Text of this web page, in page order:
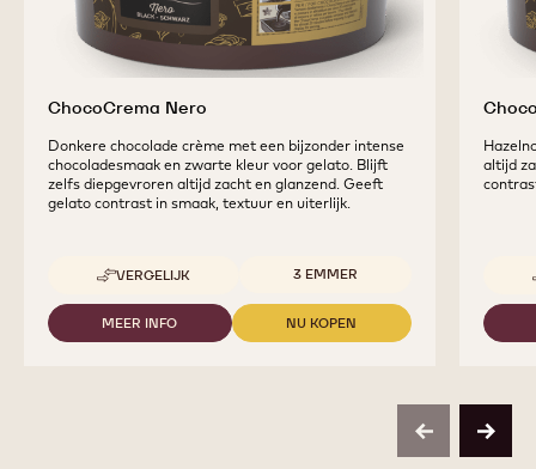
ChocoCrema Nero
Donkere chocolade crème met een bijzonder intense
chocoladesmaak en zwarte kleur voor gelato. Blijft
zelfs diepgevroren altijd zacht en glanzend. Geeft
gelato contrast in smaak, textuur en uiterlijk.
VERGELIJK
-
CHOCOCREMA
NERO
Beschikbare maten
3 EMMER
MEER INFO
-
NU KOPEN
-
altijd
previousnext